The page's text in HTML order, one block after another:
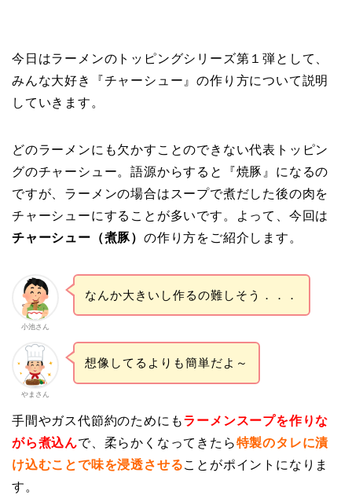
今日はラーメンのトッピングシリーズ第１弾として、
みんな大好き『チャーシュー』の作り方について説明
していきます。
どのラーメンにも欠かすことのできない代表トッピン
グのチャーシュー。語源からすると『焼豚』になるの
ですが、ラーメンの場合はスープで煮だした後の肉を
チャーシューにすることが多いです。よって、今回は
チャーシュー（煮豚） の作り方をご紹介します。
小池さん
なんか大きいし作るの難しそう．．．
やまさん
想像してるよりも簡単だよ～
手間やガス代節約のためにもラーメンスープを作りな
がら煮込んで、柔らかくなってきたら特製のタレに漬
け込むことで味を浸透させることがポイントになりま
す。